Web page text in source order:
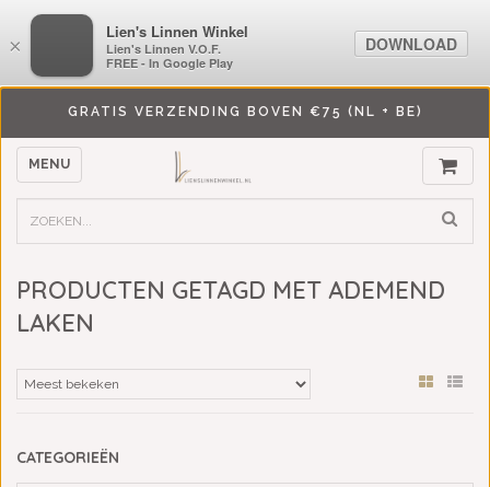
GRATIS VERZENDING BOVEN €75 (NL + BE)
MENU
PRODUCTEN GETAGD MET ADEMEND
LAKEN
CATEGORIEËN
×
LiensLinnenwinkel.nl
Lien's Linnen V.O.F.
FREE - In Google Play
DOWNLOAD
×
Lien's Linnen Winkel
Lien's Linnen V.O.F.
FREE - In Google Play
DOWNLOAD